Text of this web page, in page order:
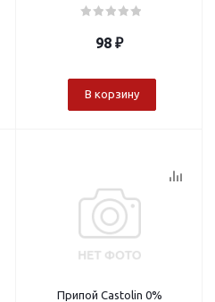
98 ₽
В корзину
Припой Castolin 0%